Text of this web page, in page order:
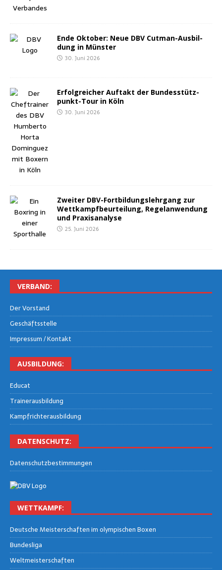
Ende Okto­ber: Neue DBV Cut­man-Aus­bil­
dung in Münster
30. Juni 2026
Erfolg­rei­cher Auf­takt der Bun­des­stütz­
punkt-Tour in Köln
30. Juni 2026
Zwei­ter DBV-Fort­bil­dungs­lehr­gang zur
Wett­kampf­be­ur­tei­lung, Regel­an­wen­dung
und Praxisanalyse
25. Juni 2026
VER­BAND:
Der Vor­stand
Geschäfts­stel­le
Impres­sum / Kontakt
AUS­BIL­DUNG:
Edu­cat
Trai­ner­aus­bil­dung
Kampf­rich­ter­aus­bil­dung
DATEN­SCHUTZ:
Daten­schutz­be­stim­mun­gen
WETT­KAMPF:
Deut­sche Meis­ter­schaf­ten im olym­pi­schen Boxen
Bun­des­li­ga
Welt­meis­ter­schaf­ten